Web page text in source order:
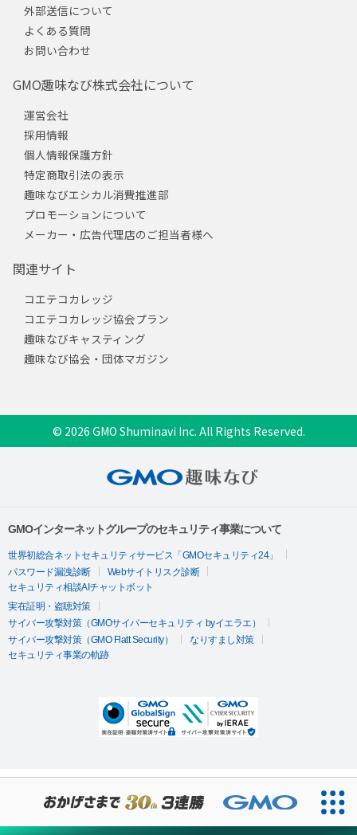
外部送信について
よくある質問
お問い合わせ
GMO趣味なび株式会社について
運営会社
採用情報
個人情報保護方針
特定商取引法の表示
趣味なびエシカル消費推進部
プロモーションについて
メーカー・広告代理店のご担当者様へ
関連サイト
コエテコカレッジ
コエテコカレッジ協会プラン
趣味なびキャスティング
趣味なび協会・団体マガジン
© 2026 GMO Shuminavi Inc. All Rights Reserved.